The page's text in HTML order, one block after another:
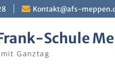
Kontakt@afs-
Schule
Ganztag